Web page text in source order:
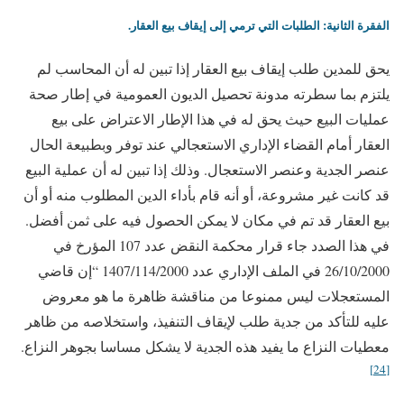
الفقرة الثانية: الطلبات التي ترمي إلى إيقاف بيع العقار.
يحق للمدين طلب إيقاف بيع العقار إذا تبين له أن المحاسب لم
يلتزم بما سطرته مدونة تحصيل الديون العمومية في إطار صحة
عمليات البيع حيث يحق له في هذا الإطار الاعتراض على بيع
العقار أمام القضاء الإداري الاستعجالي عند توفر وبطبيعة الحال
عنصر الجدية وعنصر الاستعجال. وذلك إذا تبين له أن عملية البيع
قد كانت غير مشروعة، أو أنه قام بأداء الدين المطلوب منه أو أن
بيع العقار قد تم في مكان لا يمكن الحصول فيه على ثمن أفضل.
في هذا الصدد جاء قرار محكمة النقض عدد 107 المؤرخ في
26/10/2000 في الملف الإداري عدد 1407/114/2000 “إن قاضي
المستعجلات ليس ممنوعا من مناقشة ظاهرة ما هو معروض
عليه للتأكد من جدية طلب لإيقاف التنفيذ، واستخلاصه من ظاهر
معطيات النزاع ما يفيد هذه الجدية لا يشكل مساسا بجوهر النزاع.
[24]